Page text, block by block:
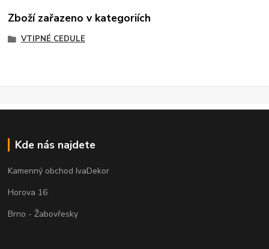
Zboží zařazeno v kategoriích
VTIPNÉ CEDULE
Kde nás najdete
Kamenný obchod IvaDekor
Horova 16
Brno - Žabovřesky